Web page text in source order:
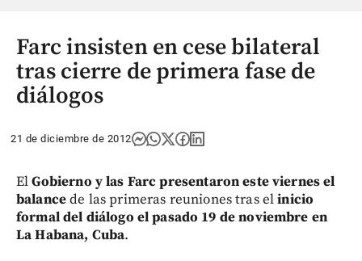
Farc insisten en cese bilateral
tras cierre de primera fase de
diálogos
21 de diciembre de 2012
ElGobierno y las Farc presentaron este viernes el
balancede las primeras reuniones tras elinicio
formal del diálogo el pasado 19 de noviembre en
La Habana, Cuba.